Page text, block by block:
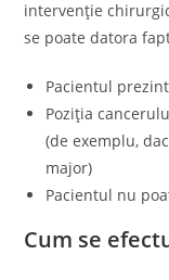
intervenție
se poate datora
Pacientul
Poziția
(de exemplu,
major)
Pacientul nu
Cum se